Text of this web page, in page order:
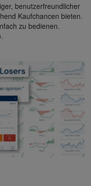
benutzerfreundlicher
Kaufchancen bieten.
zu bedienen.